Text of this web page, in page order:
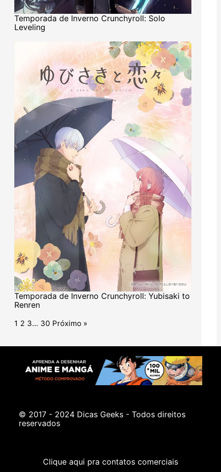
Temporada de Inverno Crunchyroll: Solo
Leveling
Temporada de Inverno Crunchyroll: Yubisaki to
Renren
1 2 3… 30 Próximo »
© 2017 - 2024 Dicas Geeks - Todos direitos
reservados
Clique aqui pra contatos comerciais